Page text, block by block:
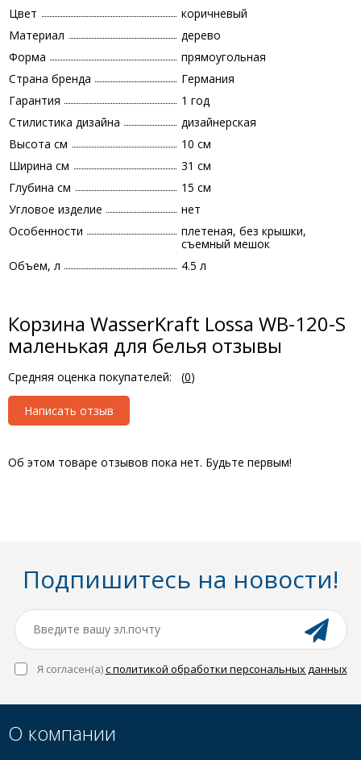
Цвет
коричневый
Материал
дерево
Форма
прямоугольная
Страна бренда
Германия
Гарантия
1 год
Стилистика дизайна
дизайнерская
Высота см
10 см
Ширина см
31 см
Глубина см
15 см
Угловое изделие
нет
Особенности
плетеная, без крышки,
съемный мешок
Объем, л
4.5 л
Корзина WasserKraft Lossa WB-120-S
маленькая для белья отзывы
Средняя оценка покупателей: (0)
Написать отзыв
Об этом товаре отзывов пока нет. Будьте первым!
Подпишитесь на новости!
Я согласен(a)с политикой обработки персональных данных
О компании